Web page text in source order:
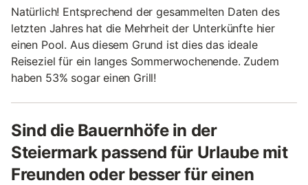
Natürlich! Entsprechend der gesammelten Daten des
letzten Jahres hat die Mehrheit der Unterkünfte hier
einen Pool. Aus diesem Grund ist dies das ideale
Reiseziel für ein langes Sommerwochenende. Zudem
haben 53% sogar einen Grill!
Sind die Bauernhöfe in der
Steiermark passend für Urlaube mit
Freunden oder besser für einen